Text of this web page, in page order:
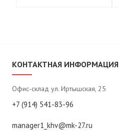
КОНТАКТНАЯ ИНФОРМАЦИЯ
Офис-склад ул. Иртышская, 25
+7 (914) 541-83-96
manager1_khv@mk-27.ru